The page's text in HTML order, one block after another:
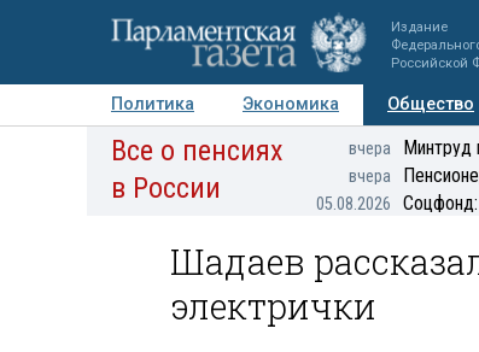
Издание
Российской
Политика Экономика Общество
Авторы Персоны Мнения
Все о пенсиях
в России
вчера Минтруд
вчера
05.08.2026 Соцфонд:
Шадаев
электрички